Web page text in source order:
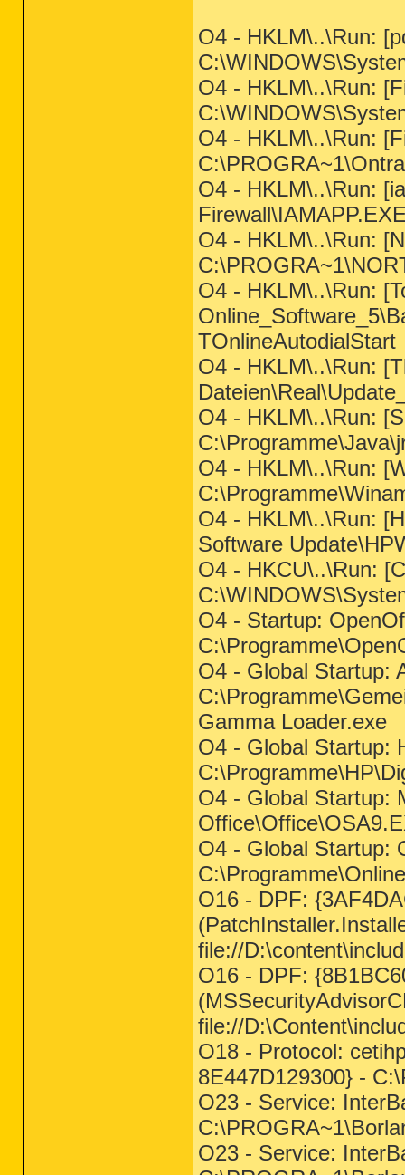
O4 - HKLM\..\Run:
O4 - HKLM\..\Run:
O4 - HKLM\..\Run:
O4 - HKLM\..\Run:
O4 - HKLM\..\Run:
O4 - HKLM\..\Run:
TOnlineAutodialStart
O4 - HKLM\..\Run:
O4 - HKLM\..\Run:
O4 - HKLM\..\Run:
O4 - HKLM\..\Run:
Software
O4 - HKCU\..\Run:
O4 - Startup:
O4 - Global Startup:
Gamma Loader.exe
O4 - Global Startup:
O4 - Global Startup:
O4 - Global Startup:
O16 - DPF:
file://
O16 - DPF:
file://
O18 - Protocol:
8E447D129300} -
O23 - Service:
O23 - Service: